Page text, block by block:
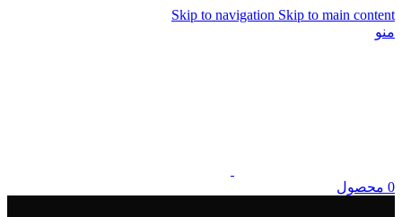
Skip to navigation Skip to main content
منو
0 محصول